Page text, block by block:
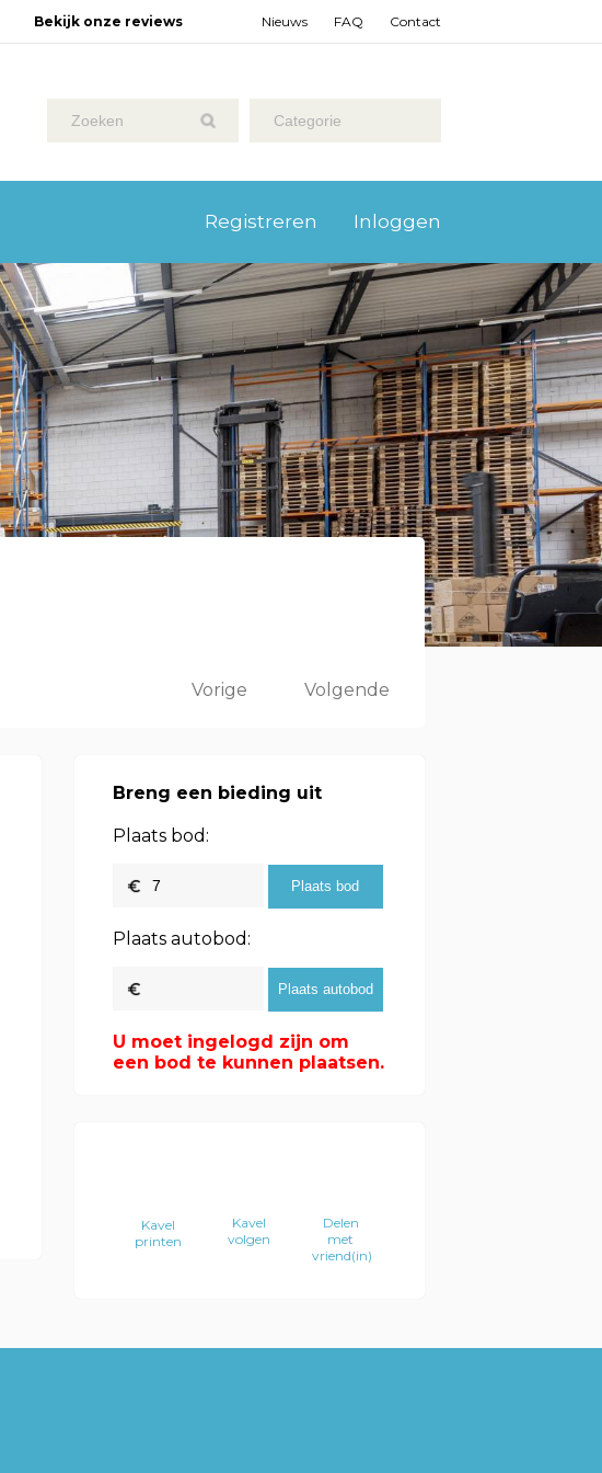
Contact
FAQ
Nieuws
Bekijk onze reviews
Categorie
Inloggen
Registreren
Vorige Volgende
Breng een bieding uit
Plaats bod:
Plaats autobod:
U moet ingelogd zijn om
een bod te kunnen plaatsen.
Kavel
printen
Kavel
volgen
Delen
met
vriend(in)